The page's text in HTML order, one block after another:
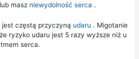
lub masz niewydolność serca .
jest częstą przyczyną udaru . Migotanie
ryzyko udaru jest 5 razy wyższe niż u
serca.